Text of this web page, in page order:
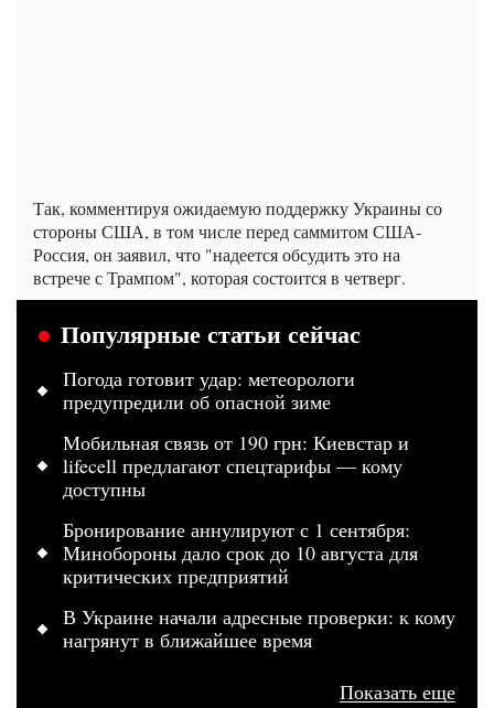
Так, комментируя ожидаемую поддержку Украины со
стороны США, в том числе перед саммитом США-
Россия, он заявил, что "надеется обсудить это на
встрече с Трампом", которая состоится в четверг.
Популярные статьи сейчас
Погода готовит удар: метеорологи
предупредили об опасной зиме
Мобильная связь от 190 грн: Киевстар и
lifecell предлагают спецтарифы — кому
доступны
Бронирование аннулируют с 1 сентября:
Минобороны дало срок до 10 августа для
критических предприятий
В Украине начали адресные проверки: к кому
нагрянут в ближайшее время
Показать еще